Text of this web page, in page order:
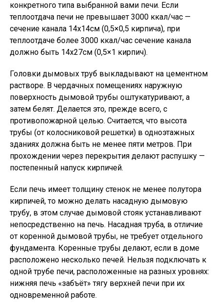
конкретного типа выбранной вами печи. Если
теплоотдача печи не превышает 3000 ккал/час —
сечение канала 14х14см (0,5×0,5 кирпича), при
теплоотдаче более 3000 ккал/час сечение канала
должно быть 14х27см (0,5×1 кирпич).
Головки дымовых труб выкладывают на цементном
растворе. В чердачных помещениях наружную
поверхность дымовой трубы оштукатуривают, а
затем белят. Делается это, прежде всего, с
противопожарной целью. Считается, что высота
трубы (от колосниковой решетки) в одноэтажных
зданиях должна быть не менее пяти метров. При
прохождении через перекрытия делают распушку —
постепенный напуск кирпичей.
Если печь имеет толщину стенок не менее полутора
кирпичей, то можно делать насадную дымовую
трубу, в этом случае дымовой стояк устанавливают
непосредственно на печь. Насадная труба, в отличие
от коренной дымовой трубы, не требует отдельного
фундамента. Коренные трубы делают, если в доме
расположено несколько печей. Нельзя подключать к
одной трубе печи, расположенные на разных уровнях:
нижняя печь «забъёт» тягу верхней печи при их
одновременной работе.